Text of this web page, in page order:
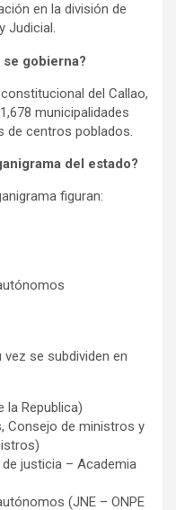
en la división de
Judicial.
se gobierna?
del Callao,
municipalidades
de centros poblados.
del estado?
figuran:
se subdividen en
la Republica)
Consejo de ministros y
justicia – Academia
(JNE – ONPE